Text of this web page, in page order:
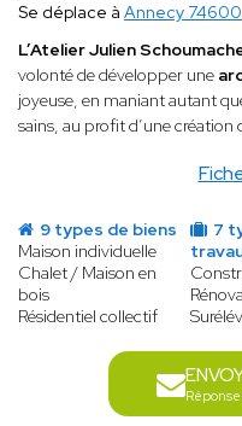
Se déplace à Annecy 74600
L’Atelier Julien
volonté de développer une
joyeuse, en maniant autant
sains, au profit d’une
9 types de biens
Maison individuelle
Chalet / Maison en
bois
Résidentiel collectif
7